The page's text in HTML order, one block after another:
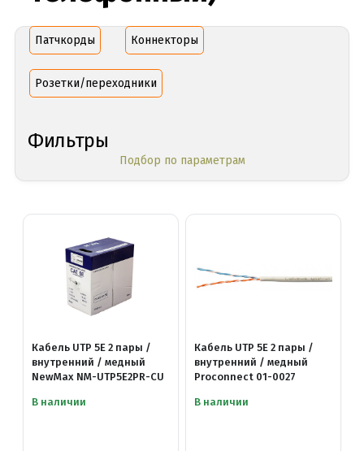
Патчкорды Коннекторы
Розетки/переходники
Фильтры
Подбор по параметрам
Кабель UTP 5E 2 пары /
внутренний / медный
NewMax NM-UTP5E2PR-CU
В наличии
Кабель UTP 5E 2 пары /
внутренний / медный
Proconnect 01-0027
В наличии